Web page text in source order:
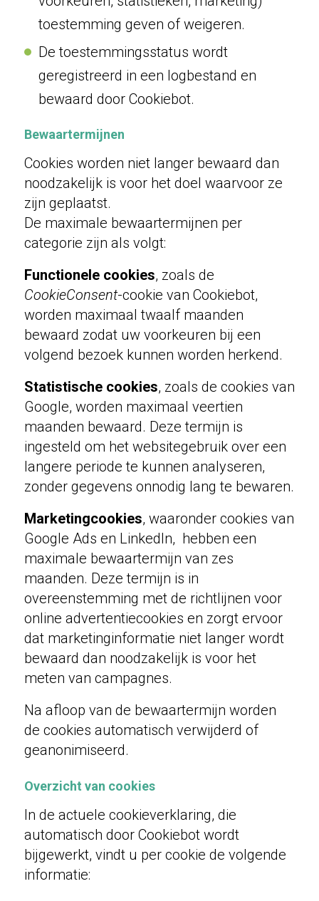
toestemming geven of weigeren.
De toestemmingsstatus wordt
geregistreerd in een logbestand en
bewaard door Cookiebot.
Bewaartermijnen
Cookies worden niet langer bewaard dan
noodzakelijk is voor het doel waarvoor ze
zijn geplaatst.
De maximale bewaartermijnen per
categorie zijn als volgt:
Functionele cookies, zoals de
CookieConsent-cookie van Cookiebot,
worden maximaal twaalf maanden
bewaard zodat uw voorkeuren bij een
volgend bezoek kunnen worden herkend.
Statistische cookies, zoals de cookies van
Google, worden maximaal veertien
maanden bewaard. Deze termijn is
ingesteld om het websitegebruik over een
langere periode te kunnen analyseren,
zonder gegevens onnodig lang te bewaren.
Marketingcookies, waaronder cookies van
Google Ads en LinkedIn, hebben een
maximale bewaartermijn van zes
maanden. Deze termijn is in
overeenstemming met de richtlijnen voor
online advertentiecookies en zorgt ervoor
dat marketinginformatie niet langer wordt
bewaard dan noodzakelijk is voor het
meten van campagnes.
Na afloop van de bewaartermijn worden
de cookies automatisch verwijderd of
geanonimiseerd.
Overzicht van cookies
In de actuele cookieverklaring, die
automatisch door Cookiebot wordt
bijgewerkt, vindt u per cookie de volgende
informatie: